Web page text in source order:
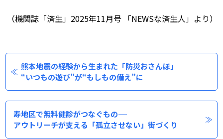
（機関誌「済生」2025年11月号 「NEWSな済生人」より）
熊本地震の経験から生まれた「防災おさんぽ」
“いつもの遊び”が“もしもの備え”に
寿地区で無料健診がつなぐもの――
アウトリーチが支える「孤立させない」街づくり